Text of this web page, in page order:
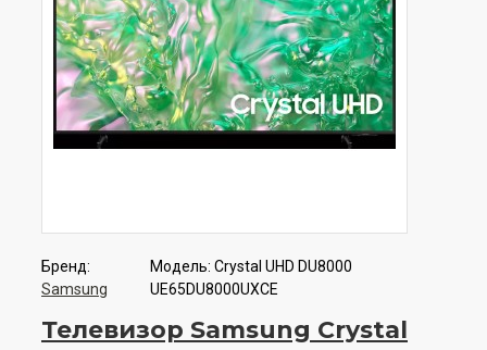
Бренд:
Samsung
Модель: Crystal UHD DU8000
UE65DU8000UXCE
Телевизор Samsung Crystal